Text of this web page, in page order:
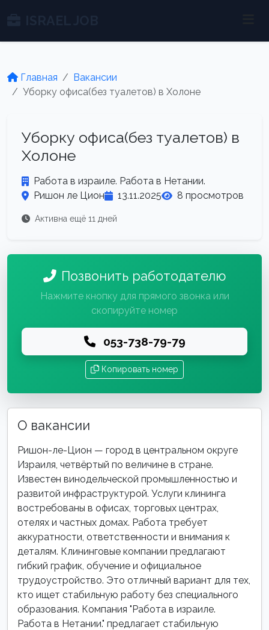
Главная
Вакансии
Уборку офиса(без туалетов) в Холоне
Уборку офиса(без туалетов) в
Холоне
Работа в израиле. Работа в Нетании.
Ришон ле Цион
13.11.2025 8 просмотров
Активна ещё 11 дней
Позвонить работодателю
Нажмите кнопку для прямого звонка или
скопируйте номер
053-738-79-79
Копировать номер
О вакансии
Ришон-ле-Цион — город в центральном округе
Израиля, четвёртый по величине в стране.
Известен винодельческой промышленностью и
развитой инфраструктурой. Услуги клининга
востребованы в офисах, торговых центрах,
отелях и частных домах. Работа требует
аккуратности, ответственности и внимания к
деталям. Клининговые компании предлагают
гибкий график, обучение и официальное
трудоустройство. Это отличный вариант для тех,
кто ищет стабильную работу без специального
образования. Компания "Работа в израиле.
Работа в Нетании." предлагает стабильную